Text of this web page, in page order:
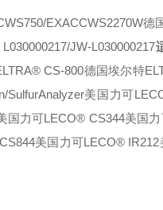
EXACCWS2270W德
JW-L030000217
CS-800德国埃尔特
SulfurAnalyzer美国力可
国力可LECO® CS344美国
美国力可LECO® IR212